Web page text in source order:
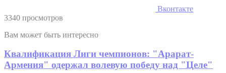
Вконтакте
3340 просмотров
Вам может быть интересно
Квалификация Лиги чемпионов: "Арарат-
Армения" одержал волевую победу над "Целе"